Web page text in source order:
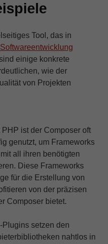
Tool, das in
Softwareentwicklung
einige konkrete
wie der
von Projekten
PHP ist der Composer oft
genutzt, um Frameworks
all ihren benötigten
Diese Frameworks
für die Erstellung von
von der präzisen
Composer bietet.
Plugins setzen den
nahtlos in